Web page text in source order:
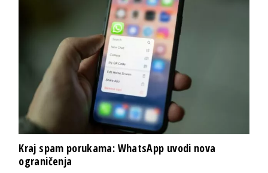
Kraj spam porukama: WhatsApp uvodi nova
ograničenja